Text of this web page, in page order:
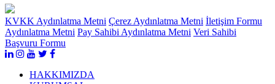
KVKK Aydınlatma Metni Çerez Aydınlatma Metni İletişim Formu
Aydınlatma Metni Pay Sahibi Aydınlatma Metni Veri Sahibi
Başvuru Formu
HAKKIMIZDA